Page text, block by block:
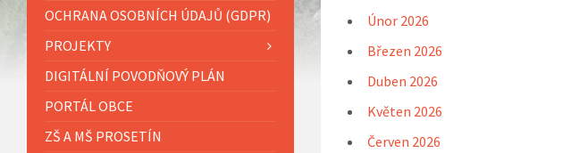
Únor 2026
Březen 2026
Duben 2026
Květen 2026
Červen 2026
OCHRANA OSOBNÍCH ÚDAJŮ (GDPR)
PROJEKTY
DIGITÁLNÍ POVODŇOVÝ PLÁN
PORTÁL OBCE
ZŠ A MŠ PROSETÍN